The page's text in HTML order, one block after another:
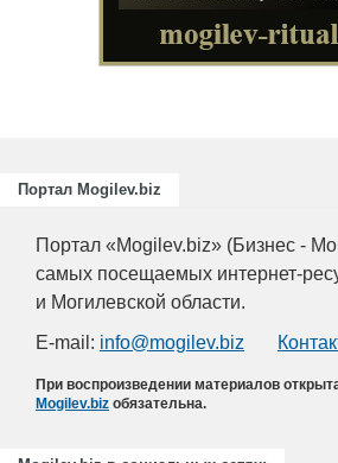
Портал Mogilev.biz
Портал «Mogilev.biz» (Бизнес -
самых посещаемых интернет-
и Могилевской области.
E-mail: info@mogilev.biz
При воспроизведении материалов
Mogilev.biz обязательна.